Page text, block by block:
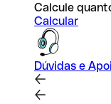
Calcule
Calcular
Dúvidas e